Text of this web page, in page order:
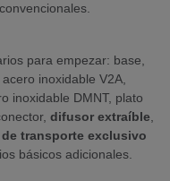
para empezar: base,
inoxidable V2A,
inoxidable DMNT, plato
difusor extraíble
transporte exclusivo
básicos adicionales.